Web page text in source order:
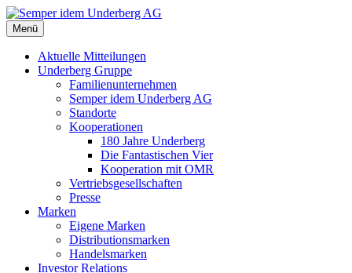
Menü
Aktuelle Mitteilungen
Underberg Gruppe
Familienunternehmen
Semper idem Underberg AG
Standorte
Kooperationen
180 Jahre Underberg
Die Fantastischen Vier
Kooperation mit OMR
Vertriebsgesellschaften
Presse
Marken
Eigene Marken
Distributionsmarken
Handelsmarken
Investor Relations